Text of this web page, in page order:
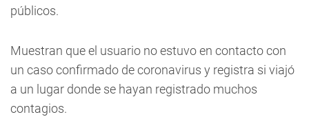
públicos.
Muestran que el usuario no estuvo en contacto con
un caso confirmado de coronavirus y registra si viajó
a un lugar donde se hayan registrado muchos
contagios.